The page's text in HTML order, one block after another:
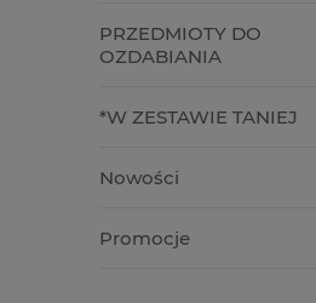
PRZEDMIOTY DO
OZDABIANIA
*W ZESTAWIE TANIEJ
Nowości
Promocje